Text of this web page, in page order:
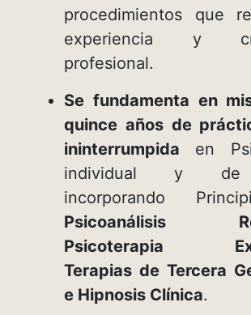
procedimientos que
experiencia y
profesional.
Se fundamenta en
quince años de
ininterrumpida en
individual y de
incorporando
Psicoanálisis
Psicoterapia
Terapias de Tercera
e Hipnosis Clínica.